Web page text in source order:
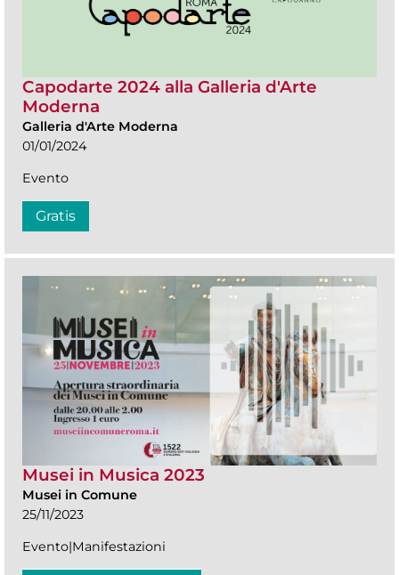
Capodarte 2024 alla Galleria d'Arte
Moderna
Galleria d'Arte Moderna
01/01/2024
Evento
Gratis
Musei in Musica 2023
Musei in Comune
25/11/2023
Evento|Manifestazioni